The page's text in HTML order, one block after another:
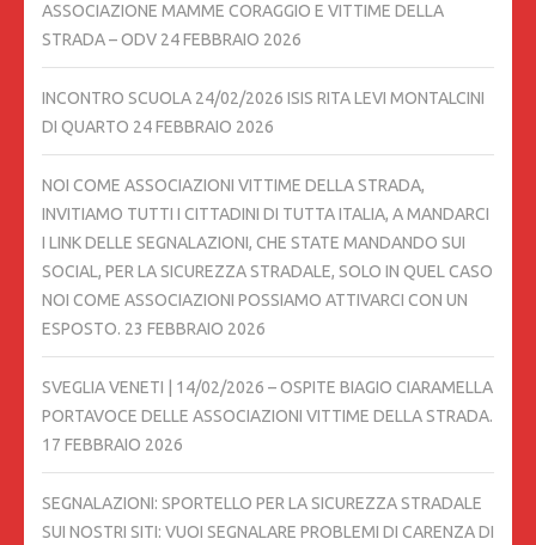
ASSOCIAZIONE MAMME CORAGGIO E VITTIME DELLA
STRADA – ODV 24 FEBBRAIO 2026
INCONTRO SCUOLA 24/02/2026 ISIS RITA LEVI MONTALCINI
DI QUARTO 24 FEBBRAIO 2026
NOI COME ASSOCIAZIONI VITTIME DELLA STRADA,
INVITIAMO TUTTI I CITTADINI DI TUTTA ITALIA, A MANDARCI
I LINK DELLE SEGNALAZIONI, CHE STATE MANDANDO SUI
SOCIAL, PER LA SICUREZZA STRADALE, SOLO IN QUEL CASO
NOI COME ASSOCIAZIONI POSSIAMO ATTIVARCI CON UN
ESPOSTO. 23 FEBBRAIO 2026
SVEGLIA VENETI | 14/02/2026 – OSPITE BIAGIO CIARAMELLA
PORTAVOCE DELLE ASSOCIAZIONI VITTIME DELLA STRADA.
17 FEBBRAIO 2026
SEGNALAZIONI: SPORTELLO PER LA SICUREZZA STRADALE
SUI NOSTRI SITI: VUOI SEGNALARE PROBLEMI DI CARENZA DI